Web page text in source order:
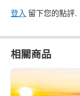
登入 留下您的點評.
相關商品
澳洲首創移動式鐵
場 (3~5天極境奢華火